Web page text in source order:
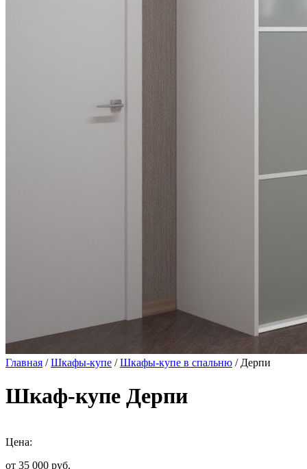
Главная /Шкафы-купе /Шкафы-купе в спальню / Дерпи
Шкаф-купе Дерпи
Цена:
от 35 000 руб.